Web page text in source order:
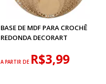
BASE DE MDF PARA CROCHÊ
REDONDA DECORART
A PARTIR DE R$3,99